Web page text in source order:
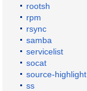
rootsh
rpm
rsync
samba
servicelist
socat
source-highlight
ss